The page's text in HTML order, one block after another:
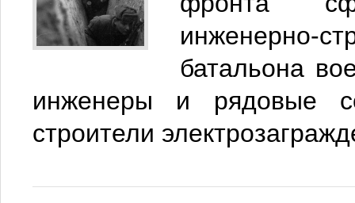
инженерно-
батальона
инженеры и рядовые
строители